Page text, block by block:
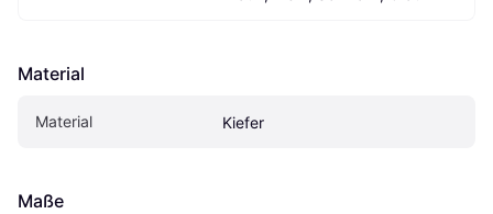
Material
Material Kiefer
Maße